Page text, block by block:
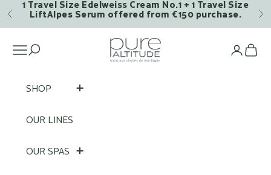
Skip to content
Previous
1 Travel Size Edelweiss Cream No.1 + 1 Travel Size
LiftAlpes Serum offered from €150 purchase.
Pure Altitude
Open navigation menu
SHOP
OUR LINES
OUR SPAS